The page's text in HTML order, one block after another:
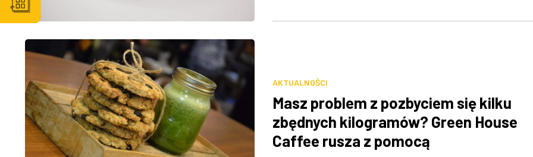
AKTUALNOŚCI
Masz problem z pozbyciem się kilku
zbędnych kilogramów? Green House
Caffee rusza z pomocą